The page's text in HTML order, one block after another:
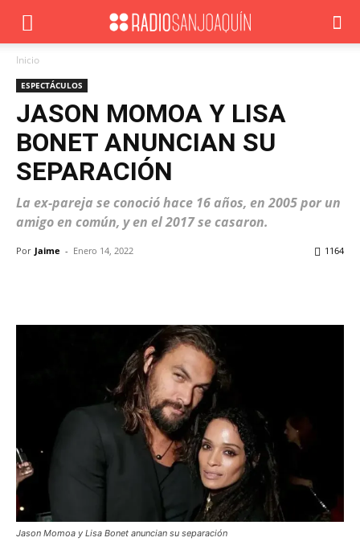
Inicio
ESPECTÁCULOS
JASON MOMOA Y LISA
BONET ANUNCIAN SU
SEPARACIÓN
La ex-pareja se conoció hace 16 años, en 2005 por un
amigo en común, y en el 2017 se casaron.
Por Jaime - Enero 14, 2022 1164
Jason Momoa y Lisa Bonet anuncian su separación